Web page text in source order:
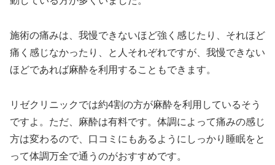
施術の痛みは、我慢できないほど強く感じたり、それほど
痛く感じなかったり、と人それぞれですが、我慢できない
ほどであれば麻酔を利用することもできます。
リゼクリニックでは約4割の方が麻酔を利用しているそう
ですよ。ただ、麻酔は有料です。体調によって痛みの感じ
方は変わるので、口コミにもあるようにしっかり睡眠をと
って体調万全で通うのがおすすめです。